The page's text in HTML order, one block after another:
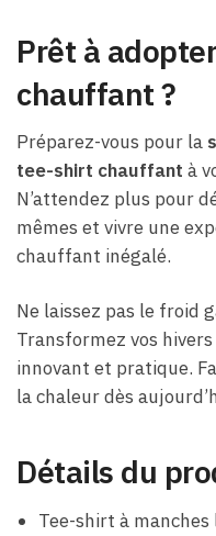
Prêt à
chauffant ?
Préparez-vous pour la
tee-shirt chauffant à
N’attendez plus pour
mêmes et vivre une
chauffant inégalé.
Ne laissez pas le froid
Transformez vos
innovant et pratique.
la chaleur dès
Détails du
Tee-shirt à